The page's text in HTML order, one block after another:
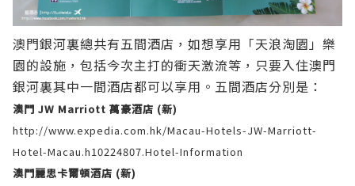
澳門銀河裏總共有五間酒店，如想享用「天浪淘園」樂
園的設施，包括今次主打的衝天激流等，只要入住澳門
銀河裏其中一間酒店都可以享用。五間酒店分別是：
澳門 JW Marriott 萬豪酒店 (新)
http://www.expedia.com.hk/Macau-Hotels-JW-Marriott-
Hotel-Macau.h10224807.Hotel-Information
澳門麗思卡爾頓酒店 (新)